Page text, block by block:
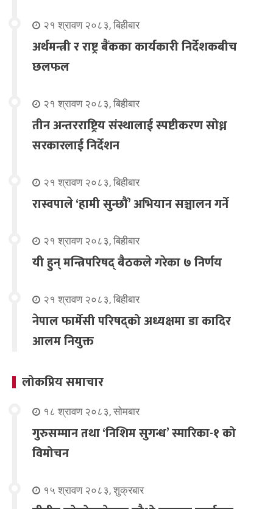
२१ श्रावण २०८३, बिहीबार
अर्थमन्त्री र राष्ट्र बैंकका कार्यकारी निर्देशकबीच
छलफल
२१ श्रावण २०८३, बिहीबार
तीन अन्तरराष्ट्रिय संस्थालाई स्पष्टीकरण सोध्न
सरकारलाई निर्देशन
२१ श्रावण २०८३, बिहीबार
रास्वपाले ‘हामी सुन्छौँ’ अभियान सञ्चालन गर्ने
२१ श्रावण २०८३, बिहीबार
यी हुन् मन्त्रिपरिषद् बैठकले गरेका ७ निर्णय
२१ श्रावण २०८३, बिहीबार
नेपाल फार्मेसी परिषद्को अध्यक्षमा डा कादिर
आलम नियुक्त
लोकप्रिय समाचार
१८ श्रावण २०८३, सोमबार
गुरुसम्मान तथा ‘निशिम सुगन्ध’ स्मारिका-१ को
विमोचन
१५ श्रावण २०८३, शुक्रबार